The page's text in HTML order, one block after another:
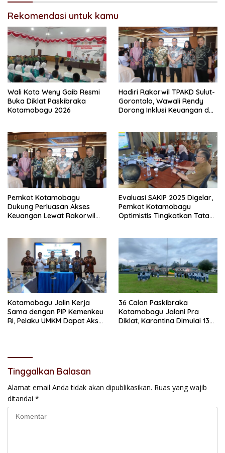
Rekomendasi untuk kamu
Wali Kota Weny Gaib Resmi
Buka Diklat Paskibraka
Kotamobagu 2026
Hadiri Rakorwil TPAKD Sulut-
Gorontalo, Wawali Rendy
Dorong Inklusi Keuangan dan
Pemkot Kotamobagu
Dukung Perluasan Akses
Keuangan Lewat Rakorwil
Evaluasi SAKIP 2025 Digelar,
Pemkot Kotamobagu
Optimistis Tingkatkan Tata
Kotamobagu Jalin Kerja
Sama dengan PIP Kemenkeu
RI, Pelaku UMKM Dapat Akses
36 Calon Paskibraka
Kotamobagu Jalani Pra
Diklat, Karantina Dimulai 13
Tinggalkan Balasan
Alamat email Anda tidak akan dipublikasikan. Ruas yang wajib
ditandai *